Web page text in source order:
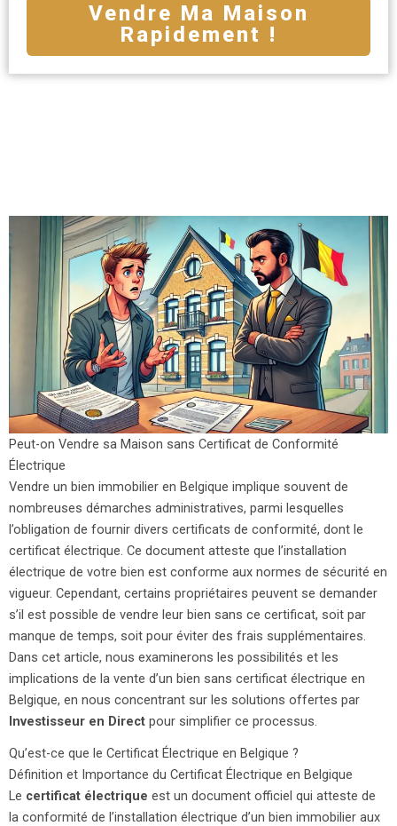
Vendre Ma Maison
Rapidement !
Peut-on Vendre sa Maison sans Certificat de Conformité
Électrique
Vendre un bien immobilier en Belgique implique souvent de
nombreuses démarches administratives, parmi lesquelles
l’obligation de fournir divers certificats de conformité, dont le
certificat électrique. Ce document atteste que l’installation
électrique de votre bien est conforme aux normes de sécurité en
vigueur. Cependant, certains propriétaires peuvent se demander
s’il est possible de vendre leur bien sans ce certificat, soit par
manque de temps, soit pour éviter des frais supplémentaires.
Dans cet article, nous examinerons les possibilités et les
implications de la vente d’un bien sans certificat électrique en
Belgique, en nous concentrant sur les solutions offertes par
Investisseur en Direct pour simplifier ce processus.
Qu’est-ce que le Certificat Électrique en Belgique ?
Définition et Importance du Certificat Électrique en Belgique
Le certificat électrique est un document officiel qui atteste de
la conformité de l’installation électrique d’un bien immobilier aux